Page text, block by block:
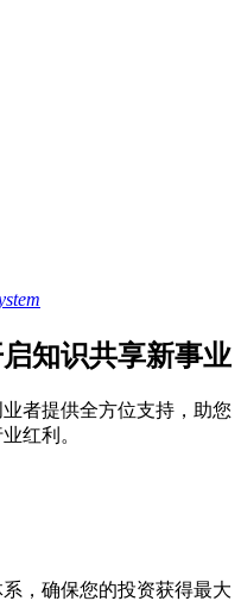
知识共享新事业
者提供全方位支持，助您
红利。
，确保您的投资获得最大